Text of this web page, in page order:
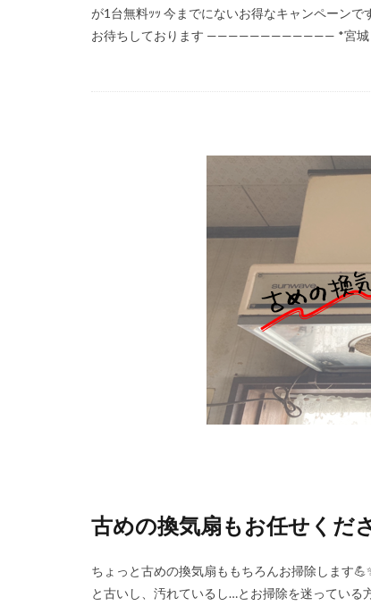
が1台無料ｯｯ 今までにないお得なキャンペーン
お待ちしております ———————————— *宮城
古めの換気扇もお任せくだ
ちょっと古めの換気扇ももちろんお掃除します
と古いし、汚れているし…とお掃除を迷って